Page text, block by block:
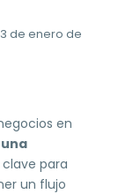
de enero de
en
clave para
un flujo